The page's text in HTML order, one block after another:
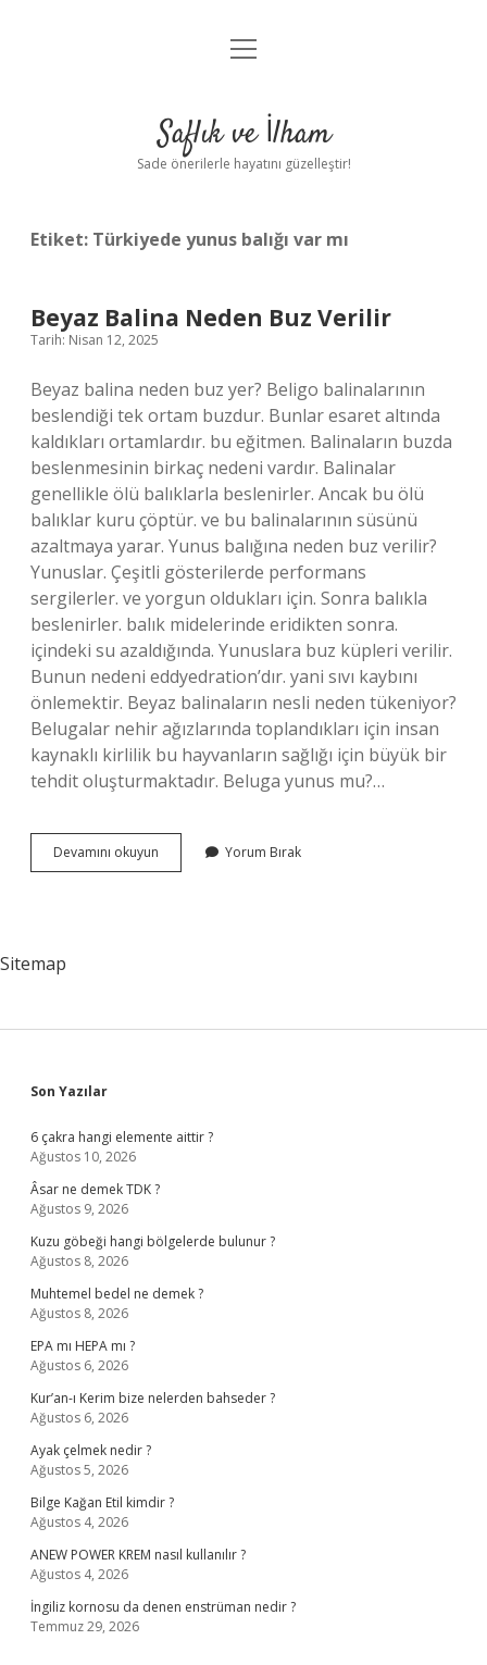
Anasayfa
Yasal Uyarı
menüyü
Saflık ve İlham
Sade önerilerle hayatını güzelleştir!
Etiket: Türkiyede yunus balığı var mı
Beyaz Balina Neden Buz Verilir
Tarih: Nisan 12, 2025
Beyaz balina neden buz yer? Beligo balinalarının
beslendiği tek ortam buzdur. Bunlar esaret altında
kaldıkları ortamlardır. bu eğitmen. Balinaların buzda
beslenmesinin birkaç nedeni vardır. Balinalar
genellikle ölü balıklarla beslenirler. Ancak bu ölü
balıklar kuru çöptür. ve bu balinalarının süsünü
azaltmaya yarar. Yunus balığına neden buz verilir?
Yunuslar. Çeşitli gösterilerde performans
sergilerler. ve yorgun oldukları için. Sonra balıkla
beslenirler. balık midelerinde eridikten sonra.
içindeki su azaldığında. Yunuslara buz küpleri verilir.
Bunun nedeni eddyedration’dır. yani sıvı kaybını
önlemektir. Beyaz balinaların nesli neden tükeniyor?
Belugalar nehir ağızlarında toplandıkları için insan
kaynaklı kirlilik bu hayvanların sağlığı için büyük bir
tehdit oluşturmaktadır. Beluga yunus mu?…
Devamını okuyun
Balina
Yorum Bırak
Sitemap
Sidebar
Son Yazılar
6 çakra hangi elemente aittir ?
Ağustos 10, 2026
Âsar ne demek TDK ?
Ağustos 9, 2026
Kuzu göbeği hangi bölgelerde bulunur ?
Ağustos 8, 2026
Muhtemel bedel ne demek ?
Ağustos 8, 2026
EPA mı HEPA mı ?
Ağustos 6, 2026
Kur’an-ı Kerim bize nelerden bahseder ?
Ağustos 6, 2026
Ayak çelmek nedir ?
Ağustos 5, 2026
Bilge Kağan Etil kimdir ?
Ağustos 4, 2026
ANEW POWER KREM nasıl kullanılır ?
Ağustos 4, 2026
İngiliz kornosu da denen enstrüman nedir ?
Temmuz 29, 2026